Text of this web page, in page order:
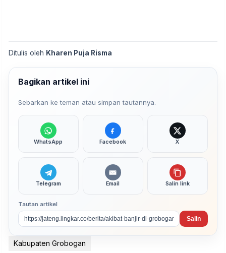
Ditulis oleh Kharen Puja Risma
Bagikan artikel ini
Sebarkan ke teman atau simpan tautannya.
WhatsApp Facebook X
Telegram Email Salin link
Tautan artikel
Salin
Kabupaten Grobogan